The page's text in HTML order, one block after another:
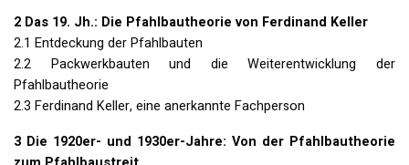
2 Das 19. Jh.: Die Pfahlbautheorie von Ferdinand Keller
2.1 Entdeckung der Pfahlbauten
2.2 Packwerkbauten und die Weiterentwicklung der
Pfahlbautheorie
2.3 Ferdinand Keller, eine anerkannte Fachperson
3 Die 1920er- und 1930er-Jahre: Von der Pfahlbautheorie